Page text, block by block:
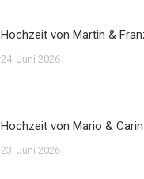
Hochzeit von Martin &
24. Juni 2026
Hochzeit von Mario &
23. Juni 2026